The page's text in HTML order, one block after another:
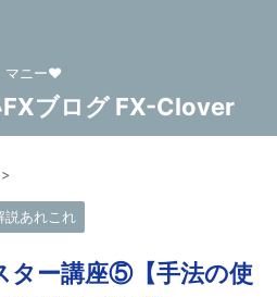
マニー❤
ブログ FX-Clover
>
説あれこれ
ター講座⑤【手法の使